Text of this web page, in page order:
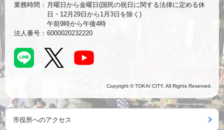
業務時間： 月曜日から金曜日(国民の祝日に関する法律に定める休
日・12月29日から1月3日を除く)
午前9時から午後4時
法人番号： 6000020232220
Copyright © TOKAI CITY. All Rights Reserved.
市役所へのアクセス